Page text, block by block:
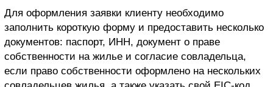
Для оформления заявки клиенту необходимо
заполнить короткую форму и предоставить несколько
документов: паспорт, ИНН, документ о праве
собственности на жилье и согласие совладельца,
если право собственности оформлено на нескольких